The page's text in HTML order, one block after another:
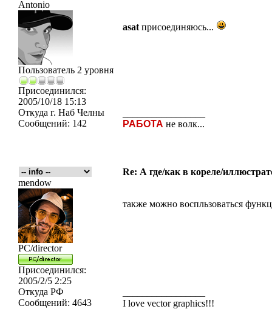
Antonio
Пользователь 2 уровня
Присоединился:
2005/10/18 15:13
Откуда г. Наб Челны
Сообщений: 142
asat присоединяюсь...
РАБОТА не волк...
Re: А где/как в кореле/
mendow
PC/director
Присоединился:
2005/2/5 2:25
Откуда РФ
Сообщений: 4643
также можно воспльзоваться
I love vector graphics!!!